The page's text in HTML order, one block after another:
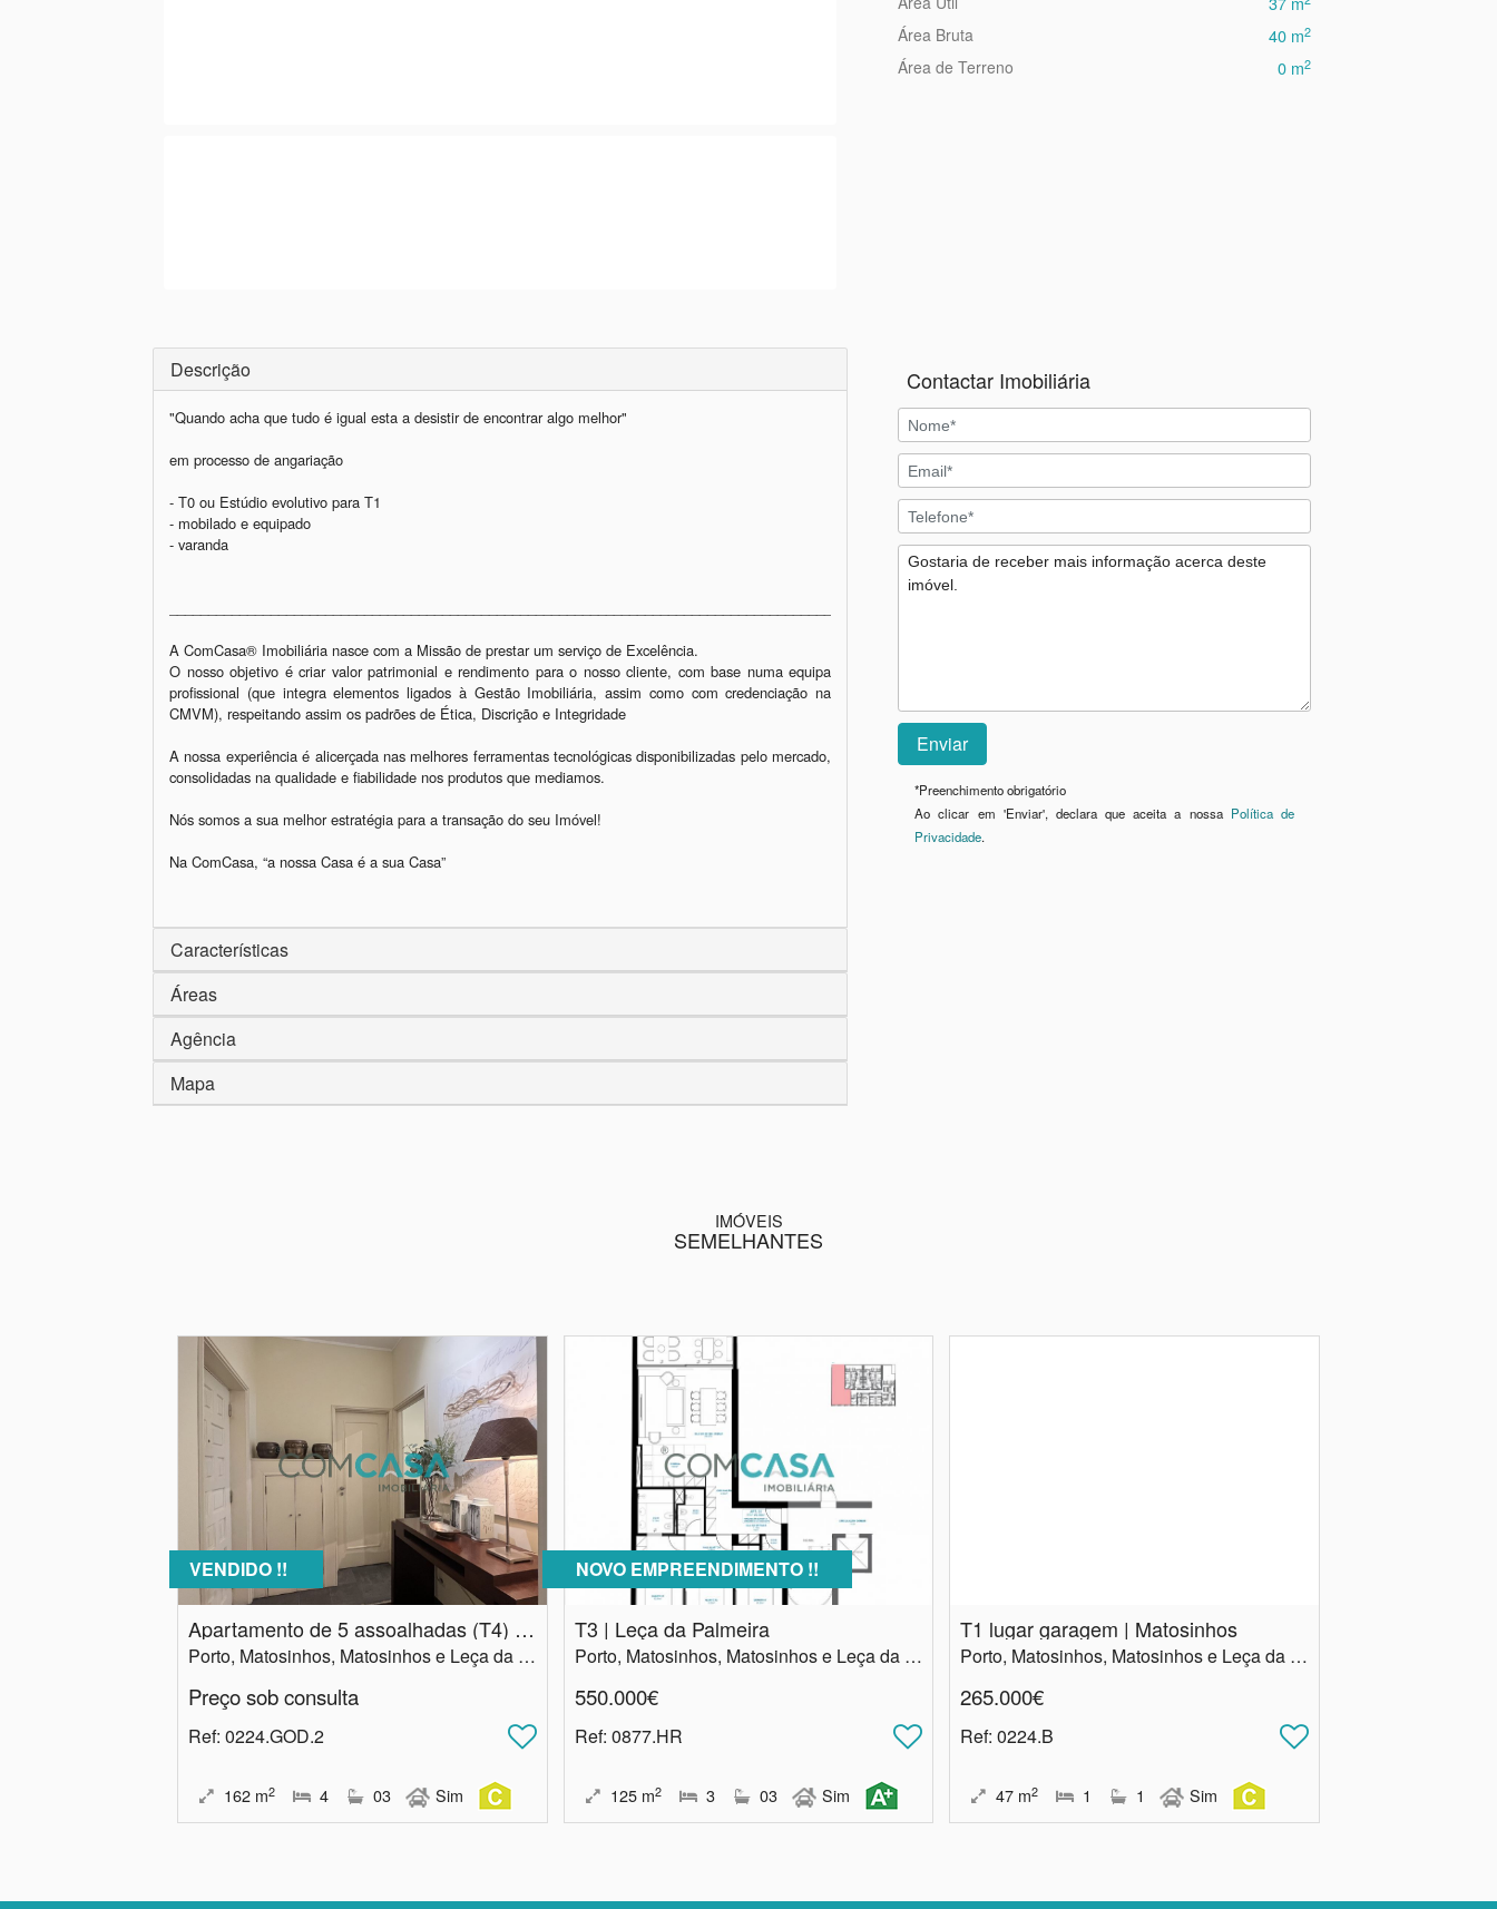
Área Bruta 40 m2
Área de Terreno 0 m2
Descrição
"Quando acha que tudo é igual esta a desistir de encontrar algo melhor"
em processo de angariação
- T0 ou Estúdio evolutivo para T1
- mobilado e equipado
- varanda
A ComCasa® Imobiliária nasce com a Missão de prestar um serviço de Excelência.
O nosso objetivo é criar valor patrimonial e rendimento para o nosso cliente, com base numa equipa
profissional (que integra elementos ligados à Gestão Imobiliária, assim como com credenciação na
CMVM), respeitando assim os padrões de Ética, Discrição e Integridade
A nossa experiência é alicerçada nas melhores ferramentas tecnológicas disponibilizadas pelo mercado,
consolidadas na qualidade e fiabilidade nos produtos que mediamos.
Nós somos a sua melhor estratégia para a transação do seu Imóvel!
Na ComCasa, “a nossa Casa é a sua Casa”
Características
Áreas
Agência
Mapa
Contactar Imobiliária
*Preenchimento obrigatório
Ao clicar em 'Enviar', declara que aceita a nossa Política de
Privacidade.
IMÓVEIS
SEMELHANTES
VENDIDO !!
Apartamento de 5 assoalhadas (T4) | varandas | permutas | Matosinhos
Porto, Matosinhos, Matosinhos e Leça da Palmeira
Preço sob consulta
Ref: 0224.GOD.2
162 m2 4 03 Sim
NOVO EMPREENDIMENTO !!
T3 | Leça da Palmeira
Porto, Matosinhos, Matosinhos e Leça da Palmeira
550.000€
Ref: 0877.HR
125 m2 3 03 Sim
T1 lugar garagem | Matosinhos
Porto, Matosinhos, Matosinhos e Leça da Palmeira
265.000€
Ref: 0224.B
47 m2 1 1 Sim